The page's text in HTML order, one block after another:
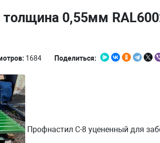
0,55мм
1684 Поделиться:
Профнастил С-8 уцененный для